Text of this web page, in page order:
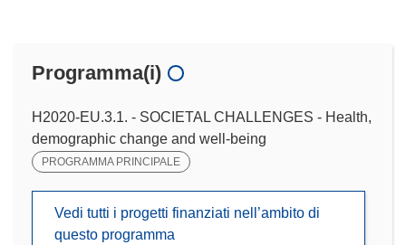
Programma(i)
H2020-EU.3.1. - SOCIETAL CHALLENGES - Health,
demographic change and well-being
PROGRAMMA PRINCIPALE
Vedi tutti i progetti finanziati nell’ambito di
questo programma